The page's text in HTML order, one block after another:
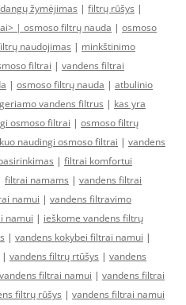
žymėjimas | filtrų rūšys |
| osmoso filtrų nauda | osmoso
naudojimas | minkštinimo
filtrai | vandens filtrai
| osmoso filtrų nauda | atbulinio
vandens filtrus | kas yra
osmoso filtrai | osmoso filtrų
kuo naudingi osmoso filtrai | vandens
| filtrai komfortui
filtrai namams | vandens filtrai
namui | vandens filtravimo
namui | ieškome vandens filtrų
| vandens kokybei filtrai namui |
| vandens filtrų rtūšys | vandens
filtrai namui | vandens filtrai
filtrų rūšys | vandens filtrai namui